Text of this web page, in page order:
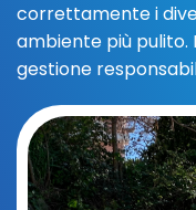
correttamente i
ambiente più pulito.
gestione